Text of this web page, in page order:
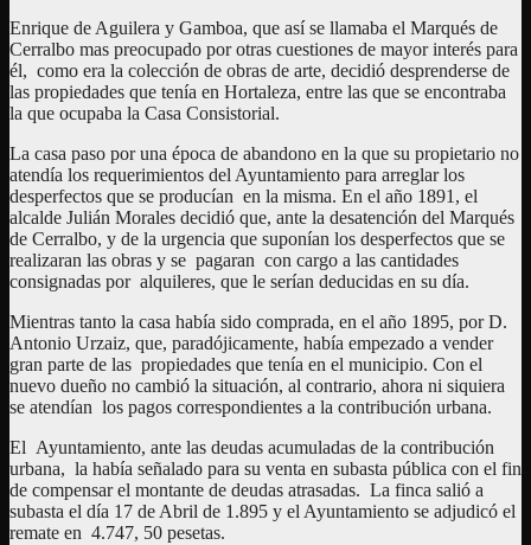
Enrique de Aguilera y Gamboa, que así se llamaba el Marqués de
Cerralbo mas preocupado por otras cuestiones de mayor interés para
él, como era la colección de obras de arte, decidió desprenderse de
las propiedades que tenía en Hortaleza, entre las que se encontraba
la que ocupaba la Casa Consistorial.
La casa paso por una época de abandono en la que su propietario no
atendía los requerimientos del Ayuntamiento para arreglar los
desperfectos que se producían en la misma. En el año 1891, el
alcalde Julián Morales decidió que, ante la desatención del Marqués
de Cerralbo, y de la urgencia que suponían los desperfectos que se
realizaran las obras y se pagaran con cargo a las cantidades
consignadas por alquileres, que le serían deducidas en su día.
Mientras tanto la casa había sido comprada, en el año 1895, por D.
Antonio Urzaiz, que, paradójicamente, había empezado a vender
gran parte de las propiedades que tenía en el municipio. Con el
nuevo dueño no cambió la situación, al contrario, ahora ni siquiera
se atendían los pagos correspondientes a la contribución urbana.
El Ayuntamiento, ante las deudas acumuladas de la contribución
urbana, la había señalado para su venta en subasta pública con el fin
de compensar el montante de deudas atrasadas. La finca salió a
subasta el día 17 de Abril de 1.895 y el Ayuntamiento se adjudicó el
remate en 4.747, 50 pesetas.